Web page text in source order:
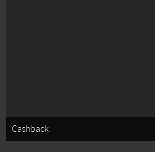
Cashback